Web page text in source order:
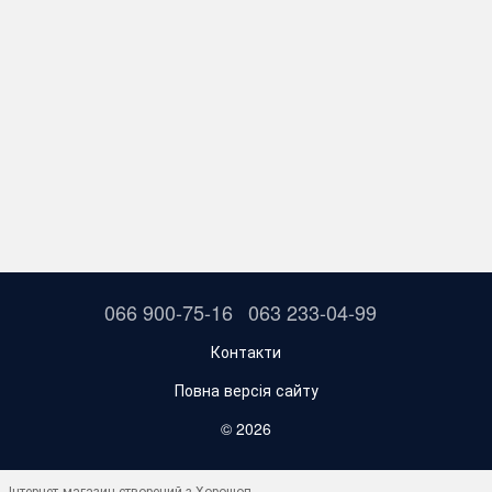
066 900-75-16 063 233-04-99
Контакти
Повна версія сайту
© 2026